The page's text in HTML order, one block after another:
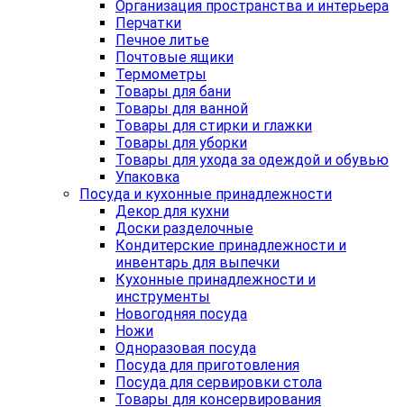
Организация пространства и интерьера
Перчатки
Печное литье
Почтовые ящики
Термометры
Товары для бани
Товары для ванной
Товары для стирки и глажки
Товары для уборки
Товары для ухода за одеждой и обувью
Упаковка
Посуда и кухонные принадлежности
Декор для кухни
Доски разделочные
Кондитерские принадлежности и
инвентарь для выпечки
Кухонные принадлежности и
инструменты
Новогодняя посуда
Ножи
Одноразовая посуда
Посуда для приготовления
Посуда для сервировки стола
Товары для консервирования